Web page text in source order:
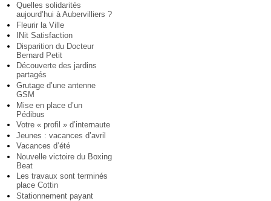
Quelles solidarités
aujourd’hui à Aubervilliers ?
Fleurir la Ville
INit Satisfaction
Disparition du Docteur
Bernard Petit
Découverte des jardins
partagés
Grutage d’une antenne
GSM
Mise en place d’un
Pédibus
Votre « profil » d’internaute
Jeunes : vacances d’avril
Vacances d’été
Nouvelle victoire du Boxing
Beat
Les travaux sont terminés
place Cottin
Stationnement payant